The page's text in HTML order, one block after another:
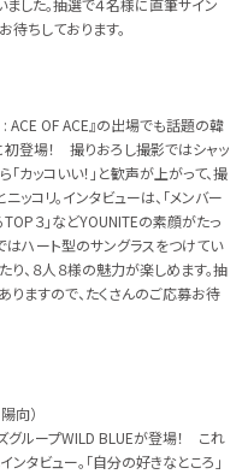
ました。抽選で４名様に直筆サイン
待ちしております。
ACE OF ACE』の出場でも話題の韓
登場！ 撮りおろし撮影ではシャッ
カッコいい！」と歓声が上がって、撮
ッコリ。インタビューは、「メンバー
３」などYOUNITEの素顔がたっ
ハート型のサングラスをつけてい
り、８人８様の魅力が楽しめます。抽
ますので、たくさんのご応募お待
向）
グループWILD BLUEが登場！ これ
タビュー。「自分の好きなところ」